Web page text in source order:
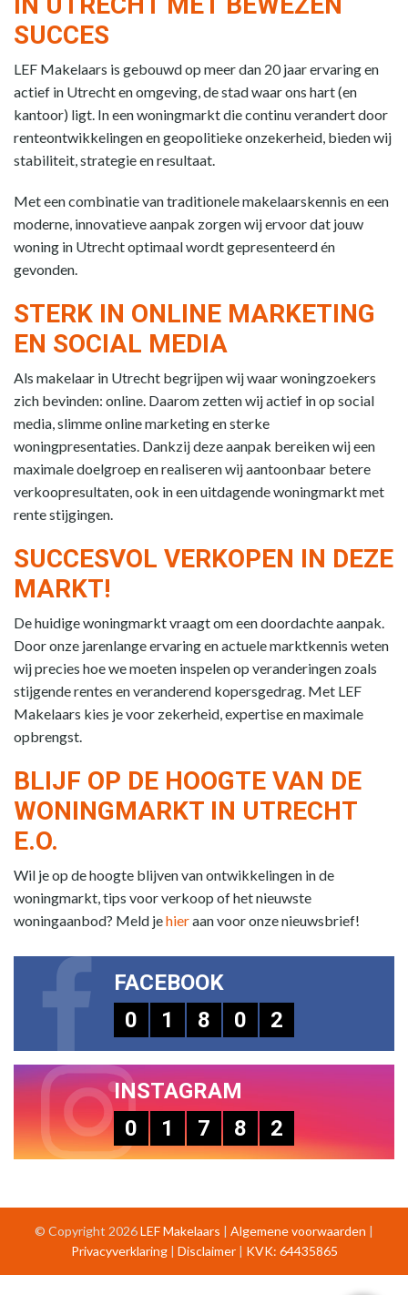
SUCCES
LEF Makelaars is gebouwd op meer dan 20 jaar ervaring en
actief in Utrecht en omgeving, de stad waar ons hart (en
kantoor) ligt. In een woningmarkt die continu verandert door
renteontwikkelingen en geopolitieke onzekerheid, bieden wij
stabiliteit, strategie en resultaat.
Met een combinatie van traditionele makelaarskennis en een
moderne, innovatieve aanpak zorgen wij ervoor dat jouw
woning in Utrecht optimaal wordt gepresenteerd én
gevonden.
STERK IN ONLINE MARKETING
EN SOCIAL MEDIA
Als makelaar in Utrecht begrijpen wij waar woningzoekers
zich bevinden: online. Daarom zetten wij actief in op social
media, slimme online marketing en sterke
woningpresentaties. Dankzij deze aanpak bereiken wij een
maximale doelgroep en realiseren wij aantoonbaar betere
verkoopresultaten, ook in een uitdagende woningmarkt met
rente stijgingen.
SUCCESVOL VERKOPEN IN DEZE
MARKT!
De huidige woningmarkt vraagt om een doordachte aanpak.
Door onze jarenlange ervaring en actuele marktkennis weten
wij precies hoe we moeten inspelen op veranderingen zoals
stijgende rentes en veranderend kopersgedrag. Met LEF
Makelaars kies je voor zekerheid, expertise en maximale
opbrengst.
BLIJF OP DE HOOGTE VAN DE
WONINGMARKT IN UTRECHT
E.O.
Wil je op de hoogte blijven van ontwikkelingen in de
woningmarkt, tips voor verkoop of het nieuwste
woningaanbod? Meld jehieraan voor onze nieuwsbrief!
FACEBOOK
0
1 8 0 2
INSTAGRAM
0
1 7 8 2
© Copyright 2026LEF Makelaars | Algemene voorwaarden |
Privacyverklaring| Disclaimer| KVK: 64435865